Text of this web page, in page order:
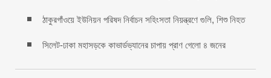
ঠাকুরগাঁওয়ে ইউনিয়ন পরিষদ নির্বাচন সহিংসতা নিয়ন্ত্রণে গুলি, শিশু নিহত
সিলেট-ঢাকা মহাসড়কে কাভার্ডভ্যানের চাপায় প্রাণ গেলো ৪ জনের